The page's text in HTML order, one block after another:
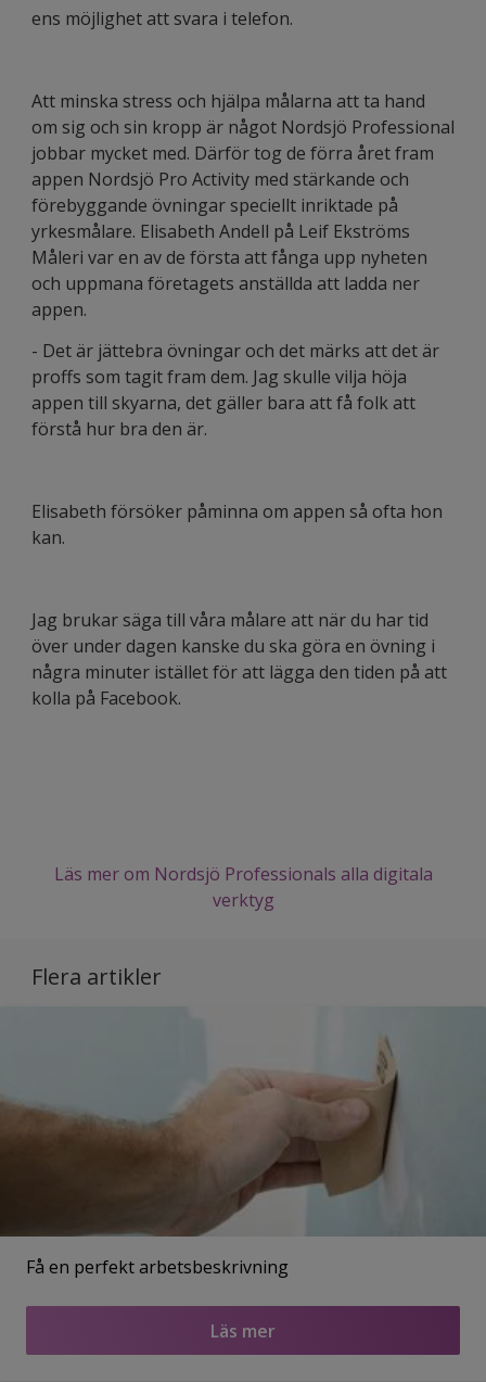
ens möjlighet att svara i telefon.
Att minska stress och hjälpa målarna att ta hand
om sig och sin kropp är något Nordsjö Professional
jobbar mycket med. Därför tog de förra året fram
appen Nordsjö Pro Activity med stärkande och
förebyggande övningar speciellt inriktade på
yrkesmålare. Elisabeth Andell på Leif Ekströms
Måleri var en av de första att fånga upp nyheten
och uppmana företagets anställda att ladda ner
appen.
- Det är jättebra övningar och det märks att det är
proffs som tagit fram dem. Jag skulle vilja höja
appen till skyarna, det gäller bara att få folk att
förstå hur bra den är.
Elisabeth försöker påminna om appen så ofta hon
kan.
Jag brukar säga till våra målare att när du har tid
över under dagen kanske du ska göra en övning i
några minuter istället för att lägga den tiden på att
kolla på Facebook.
Läs mer om Nordsjö Professionals alla digitala
verktyg
Flera artikler
Få en perfekt arbetsbeskrivning
Läs mer